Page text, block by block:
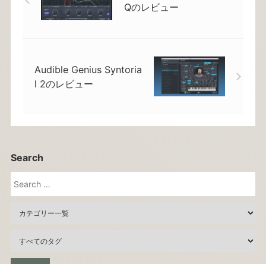
Qのレビュー
Audible Genius Syntoria
l 2のレビュー
Search